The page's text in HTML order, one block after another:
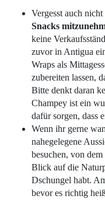
Vergesst auch nicht
Snacks
keine
zuvor in Antigua
Wraps als
zubereiten lassen,
Bitte denkt daran
Champey ist ein
dafür sorgen, dass
Wenn ihr gerne
nahegelegene
besuchen, von
Blick auf die
Dschungel habt.
bevor es richtig